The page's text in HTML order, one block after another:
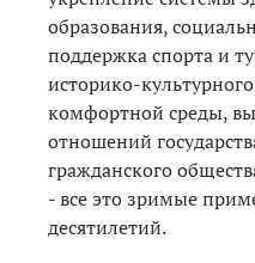
образования,
поддержка спорта и
историко-
комфортной среды,
отношений
гражданского
- все это зримые
десятилетий.